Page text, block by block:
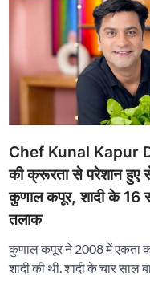
Chef Kunal Kapur
की क्रूरता से परेशान हुए
कुणाल कपूर, शादी के 16
तलाक
कुणाल कपूर ने 2008 में एकता
शादी की थी. शादी के चार साल